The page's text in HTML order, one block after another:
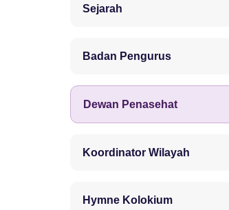
Sejarah
Badan Pengurus
Dewan Penasehat
Koordinator Wilayah
Hymne Kolokium